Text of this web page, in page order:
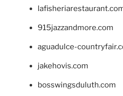
915jazzandmore.com
aguadulce-
jakehovis.com
bosswingsduluth.com